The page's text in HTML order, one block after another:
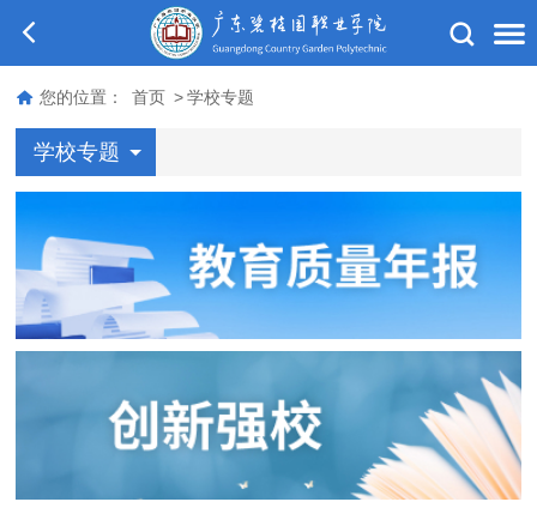
您的位置： 首页 > 学校专题
学校专题